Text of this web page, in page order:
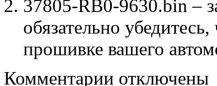
37805-RB0-9630.bin –
обязательно
прошивке вашего
Комментарии записи
отключены